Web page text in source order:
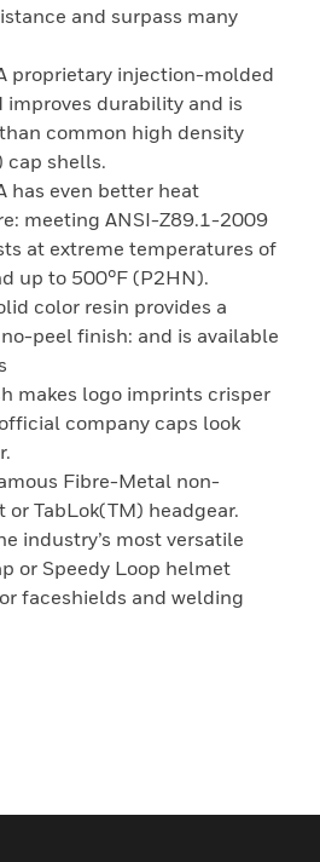
and surpass many
proprietary injection-molded
durability and is
common high density
cap shells.
has even better heat
meeting ANSI-Z89.1-2009
at extreme temperatures of
up to 500°F (P2HN).
color resin provides a
peel finish: and is available
makes logo imprints crisper
company caps look
Fibre-Metal non-
TabLok(TM) headgear.
industry’s most versatile
or Speedy Loop helmet
faceshields and welding